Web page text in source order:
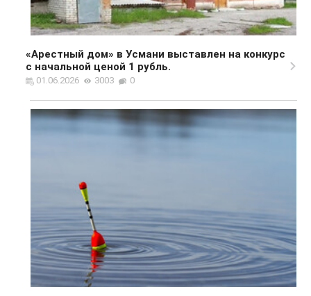
«Арестный дом» в Усмани выставлен на конкурс
с начальной ценой 1 рубль.
01.06.2026 3003 0